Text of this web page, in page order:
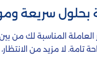
بحلول سريعة
العاملة المناسبة لك من
تامة. لا مزيد من